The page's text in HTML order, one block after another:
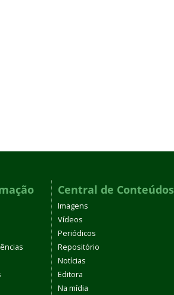
Central de Conteúdos
Imagens
Vídeos
Periódicos
Repositório
Notícias
Editora
Na mídia